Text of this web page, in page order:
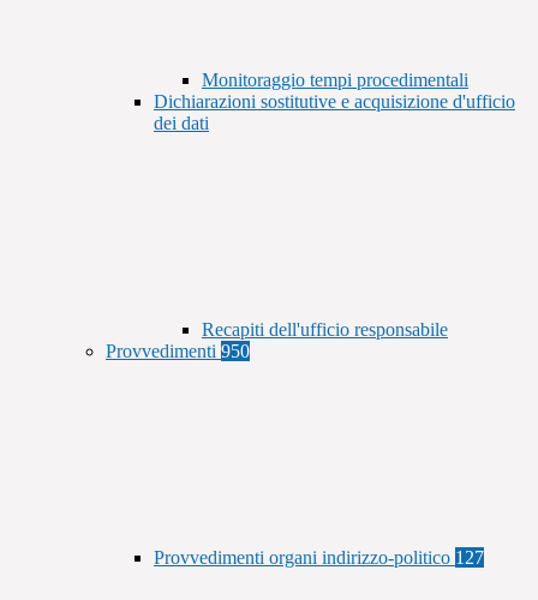
Monitoraggio tempi procedimentali
Dichiarazioni sostitutive e acquisizione d'ufficio
dei dati
Recapiti dell'ufficio responsabile
Provvedimenti 950
Provvedimenti organi indirizzo-politico 127